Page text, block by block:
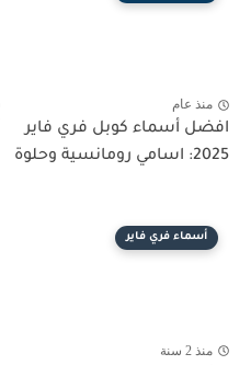
منذ عام
افضل أسماء كوبل فري فاير
2025: اسامي رومانسية وحلوة
أسماء فري فاير
منذ 2 سنة